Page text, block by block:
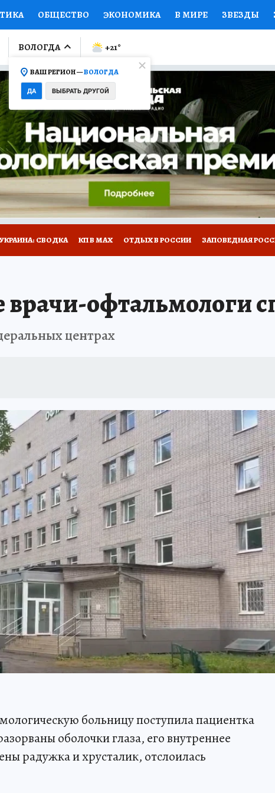
ОБЩЕСТВО ЭКОНОМИКА В МИРЕ ЗВЕЗДЫ
ПРОИСШЕСТВИЯ НАЦИОНАЛЬНЫЕ ПРОЕКТЫ
ОТКРЫВАЕМ МИР Я ЗНАЮ СЕМЬЯ ЖЕНСКИЕ
ПРОМОКОДЫ СЕРИАЛЫ СПЕЦПРОЕКТЫ ДЕФИЦИТ
КОЛЛЕКЦИИ КОНКУРСЫ РАБОТА У НАС ГИД
САЙТЕ
ВОЛОГДА
ВАШ РЕГИОН —ВОЛОГДА
ДА ВЫБРАТЬ ДРУГОЙ
+21°
УКРАИНА: СВОДКА КП В МАХ ОТДЫХ В РОССИИ ЗАПОВЕДНАЯ
офтальмологи
центрах
больницу поступила пациентка
оболочки глаза, его внутреннее
радужка и хрусталик, отслоилась